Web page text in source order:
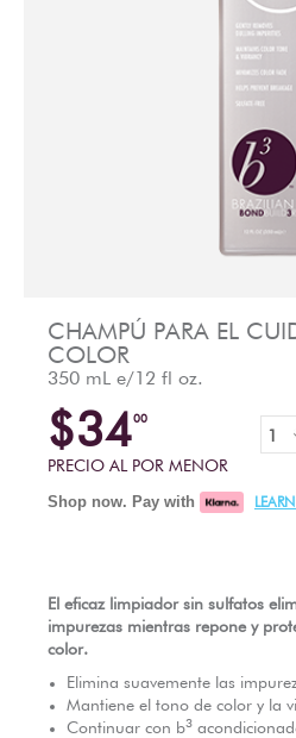
BRAZILIAN BOND
INSTRUCCIONES DE BRAZILIAN
b3BLOQUEO DE COLOR I?NICO
SERIE DE CONVERSACIÓN
FAQS -b3BRAZILIAN BOND
3
FAQS - 3 SISTEMA DE
DISTRIBUIDORES AUTORIZADOS
CHAMPÚ PARA EL
COLOR
350 mL e/12 fl oz.
$3400
PRECIO AL POR MENOR
Shop now. Pay with
El eficaz limpiador sin sulfatos
impurezas mientras repone y
color.
Elimina suavemente las
Mantiene el tono de color y la
Continuar con b3